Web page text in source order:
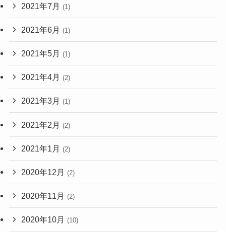
2021年7月 (1)
2021年6月 (1)
2021年5月 (1)
2021年4月 (2)
2021年3月 (1)
2021年2月 (2)
2021年1月 (2)
2020年12月 (2)
2020年11月 (2)
2020年10月 (10)